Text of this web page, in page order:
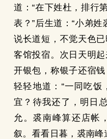
道：“在下姓杜，排行
表？”后生道：“小弟
说长道短，不觉天色
客馆投宿。次日天明
开银包，称银子还宿
轻轻地道：“一同吃饭
宜？待我还了，明日
允。裘南峰算还店帐
叙。看看日暮，裘南峰